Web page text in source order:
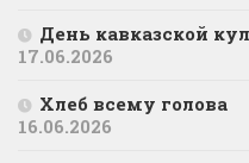
День кавказской
17.06.2026
Хлеб всему голова
16.06.2026